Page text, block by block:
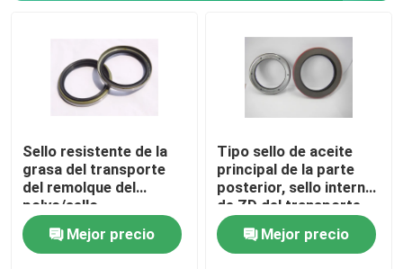
Sello resistente de la
grasa del transporte
del remolque del
polvo/sello
OW53.98X85.62X9.52
de la rueda del
remolque
Mejor precio
Tipo sello de aceite
principal de la parte
posterior, sello interno
de ZD del transporte
para el remolque ligero
ZD63.5X85.22X11.8
Mejor precio